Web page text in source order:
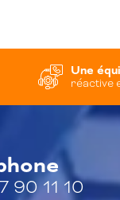
Une
réactive
90 11 10